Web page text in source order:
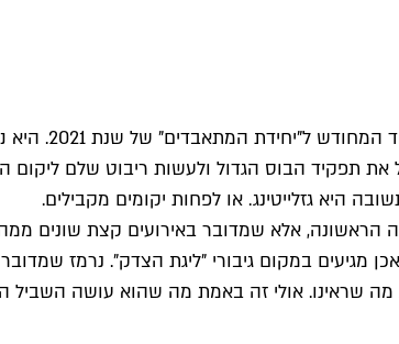
העונה הראשונה של
היא גזלייטינג. או לפחות יקומים מקבילים.
אלא שמדובר באירועים קצת שונים
במקום גיבורי "ליגת הצדק". נרמז
מה שראינו. אולי זה באמת מה שהוא עושה השביל